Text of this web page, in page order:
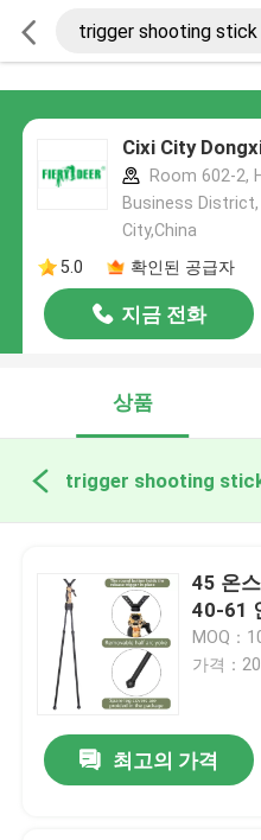
Cixi City
Room 602-2,
Business
City,China
5.0
확인된 공급자
지금 전화
상품
trigger shooting
45 온
40-61
MOQ：
가격：
최고의 가격